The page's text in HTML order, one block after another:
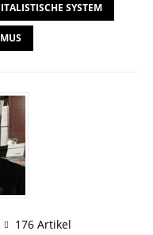
SYSTEM
176 Artikel